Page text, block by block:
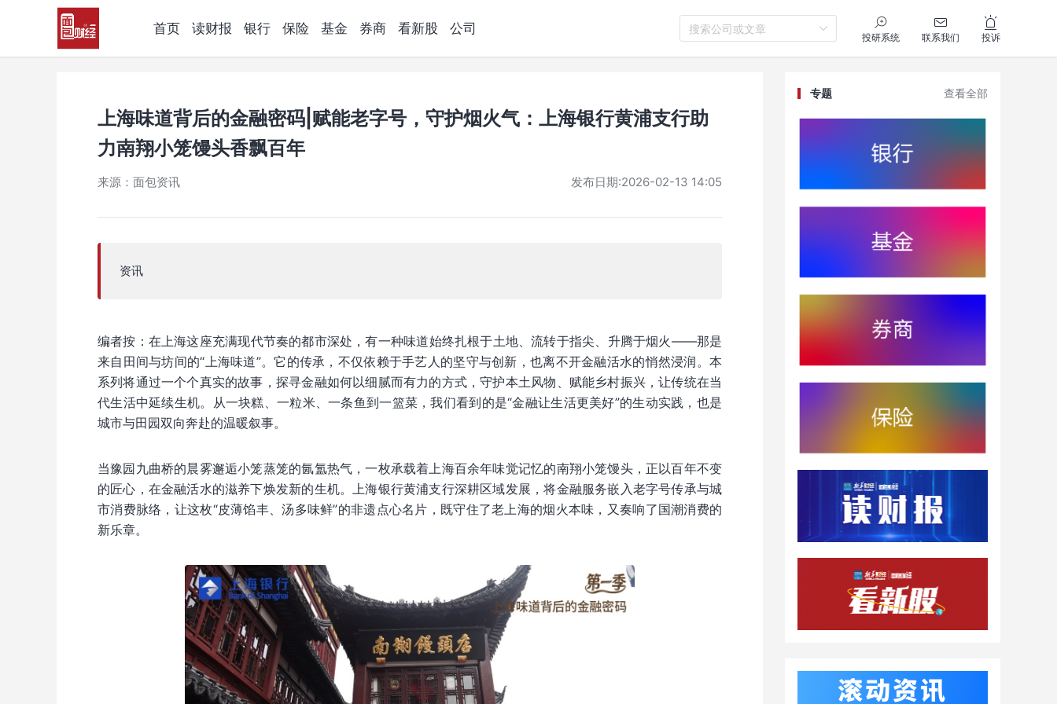
首页 读财报 银行 保险 基金 券商 看新股 公司 搜索公司或文章
投研系统 联系我们 投诉
上海味道背后的金融密码|赋能老字号，守护烟火气：上海银行黄浦支行助
力南翔小笼馒头香飘百年
来源：面包资讯 发布日期:2026-02-13 14:05
资讯
编者按：在上海这座充满现代节奏的都市深处，有一种味道始终扎根于土地、流转于指尖、升腾于烟火——那是
来自田间与坊间的“上海味道”。它的传承，不仅依赖于手艺人的坚守与创新，也离不开金融活水的悄然浸润。本
系列将通过一个个真实的故事，探寻金融如何以细腻而有力的方式，守护本土风物、赋能乡村振兴，让传统在当
代生活中延续生机。从一块糕、一粒米、一条鱼到一篮菜，我们看到的是“金融让生活更美好”的生动实践，也是
城市与田园双向奔赴的温暖叙事。
当豫园九曲桥的晨雾邂逅小笼蒸笼的氤氲热气，一枚承载着上海百余年味觉记忆的南翔小笼馒头，正以百年不变
的匠心，在金融活水的滋养下焕发新的生机。上海银行黄浦支行深耕区域发展，将金融服务嵌入老字号传承与城
市消费脉络，让这枚“皮薄馅丰、汤多味鲜”的非遗点心名片，既守住了老上海的烟火本味，又奏响了国潮消费的
新乐章。
专题 查看全部